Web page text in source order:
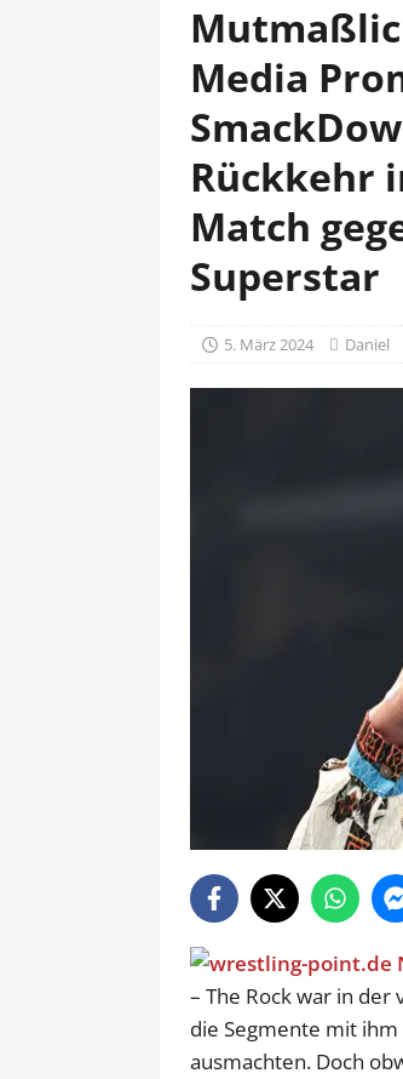
Media
Rückkehr
Match
Superstar
5. März 2024 Daniel
– The Rock war in der
die Segmente mit
ausmachten. Doch